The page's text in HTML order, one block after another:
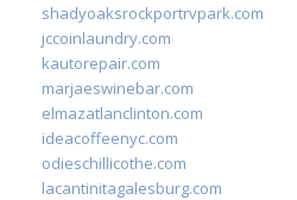
shadyoaksrockportrvpark.com
jccoinlaundry.com
kautorepair.com
marjaeswinebar.com
elmazatlanclinton.com
ideacoffeenyc.com
odieschillicothe.com
lacantinitagalesburg.com